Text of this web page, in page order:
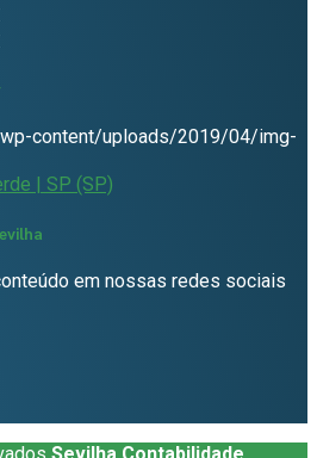
| SP (SP)
em nossas redes sociais